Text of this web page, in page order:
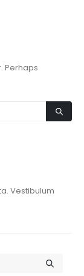
Perhaps
Vestibulum